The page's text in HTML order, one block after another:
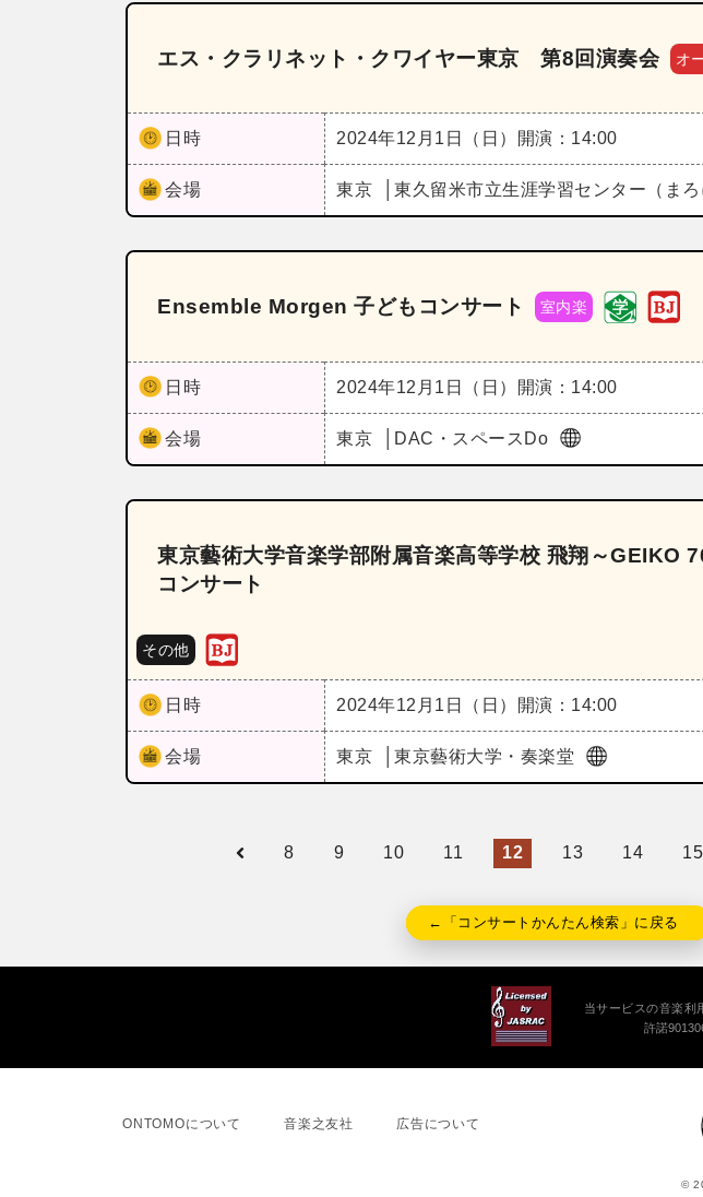
エス・クラリネット・クワイヤー東京 第8回演奏会 オ
日時 2024年12月1日（日） 開演：14:00
会場 東京 東久留米市立生涯学習センター（まろ
Ensemble Morgen 子どもコンサート 室内楽
日時 2024年12月1日（日） 開演：14:00
会場 東京 DAC・スペースDo
東京藝術大学音楽学部附属音楽高等学校 飛翔～GEIKO
コンサート
その他
日時 2024年12月1日（日） 開演：14:00
会場 東京 東京藝術大学・奏楽堂
8 9 10 11 12 13 14 15
←「コンサートかんたん検索」に戻る
当サービスの音楽利
許諾
ONTOMOについて 音楽之友社 広告について
©